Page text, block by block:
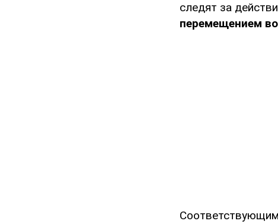
следят за
перемещением